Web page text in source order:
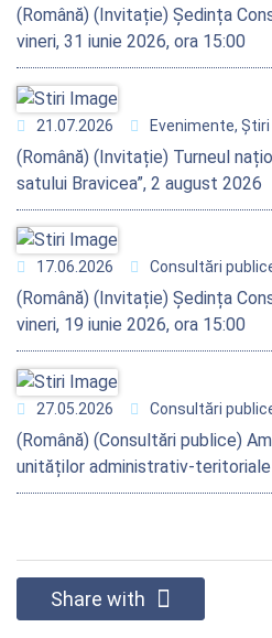
(Română) (Invitație) Ședința
vineri, 31 iunie 2026, ora 15:00
21.07.2026 Evenimente, Știri
(Română) (Invitație) Turneul
satului Bravicea”, 2 august 2026
17.06.2026 Consultări
(Română) (Invitație) Ședința
vineri, 19 iunie 2026, ora 15:00
27.05.2026 Consultări
(Română) (Consultări publice)
unităților administrativ-teritoriale
2026, ora 11:00
Share with